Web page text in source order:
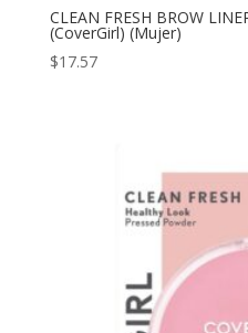
CLEAN FRESH BROW
(CoverGirl) (Mujer)
$17.57